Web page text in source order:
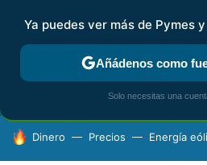
FISCALIDAD Y CONTABILIDAD
HOY SE HABLA DE
Dinero Precios Energía
Ya puedes ver más de Pymes
Añádenos como
Solo necesitas una